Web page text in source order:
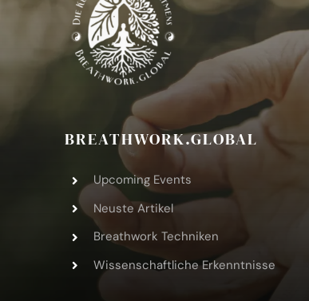
BREATHWORK.GLOBAL
Upcoming Events
Neuste Artikel
Breathwork Techniken
Wissenschaftliche Erkenntnisse